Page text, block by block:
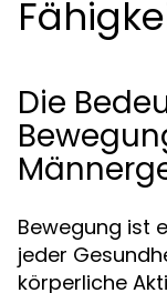
Die
Bewegung ist
jeder
körperliche